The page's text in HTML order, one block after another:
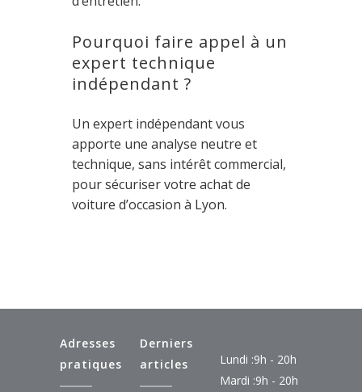
Pourquoi faire appel à un
expert technique
indépendant ?
Un expert indépendant vous
apporte une analyse neutre et
technique, sans intérêt commercial,
pour sécuriser votre achat de
voiture d’occasion à Lyon.
Adresses
pratiques
Derniers
articles
Lundi :9h - 20h
Mardi :9h - 20h